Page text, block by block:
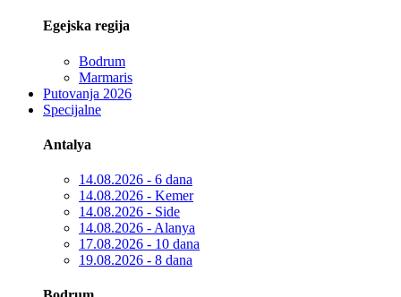
Egejska regija
Bodrum
Marmaris
Putovanja 2026
Specijalne
Antalya
14.08.2026 - 6 dana
14.08.2026 - Kemer
14.08.2026 - Side
14.08.2026 - Alanya
17.08.2026 - 10 dana
19.08.2026 - 8 dana